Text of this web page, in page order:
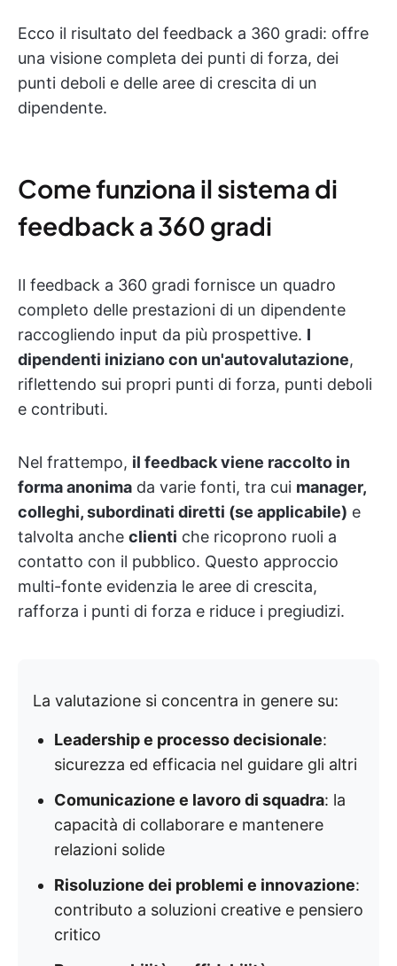
Ecco il risultato del feedback a 360 gradi: offre
una visione completa dei punti di forza, dei
punti deboli e delle aree di crescita di un
dipendente.
Come funziona il sistema di
feedback a 360 gradi
Il feedback a 360 gradi fornisce un quadro
completo delle prestazioni di un dipendente
raccogliendo input da più prospettive. I
dipendenti iniziano con un'autovalutazione,
riflettendo sui propri punti di forza, punti deboli
e contributi.
Nel frattempo, il feedback viene raccolto in
forma anonima da varie fonti, tra cui manager,
colleghi, subordinati diretti (se applicabile) e
talvolta anche clienti che ricoprono ruoli a
contatto con il pubblico. Questo approccio
multi-fonte evidenzia le aree di crescita,
rafforza i punti di forza e riduce i pregiudizi.
La valutazione si concentra in genere su:
Leadership e processo decisionale:
sicurezza ed efficacia nel guidare gli altri
Comunicazione e lavoro di squadra: la
capacità di collaborare e mantenere
relazioni solide
Risoluzione dei problemi e innovazione:
contributo a soluzioni creative e pensiero
critico